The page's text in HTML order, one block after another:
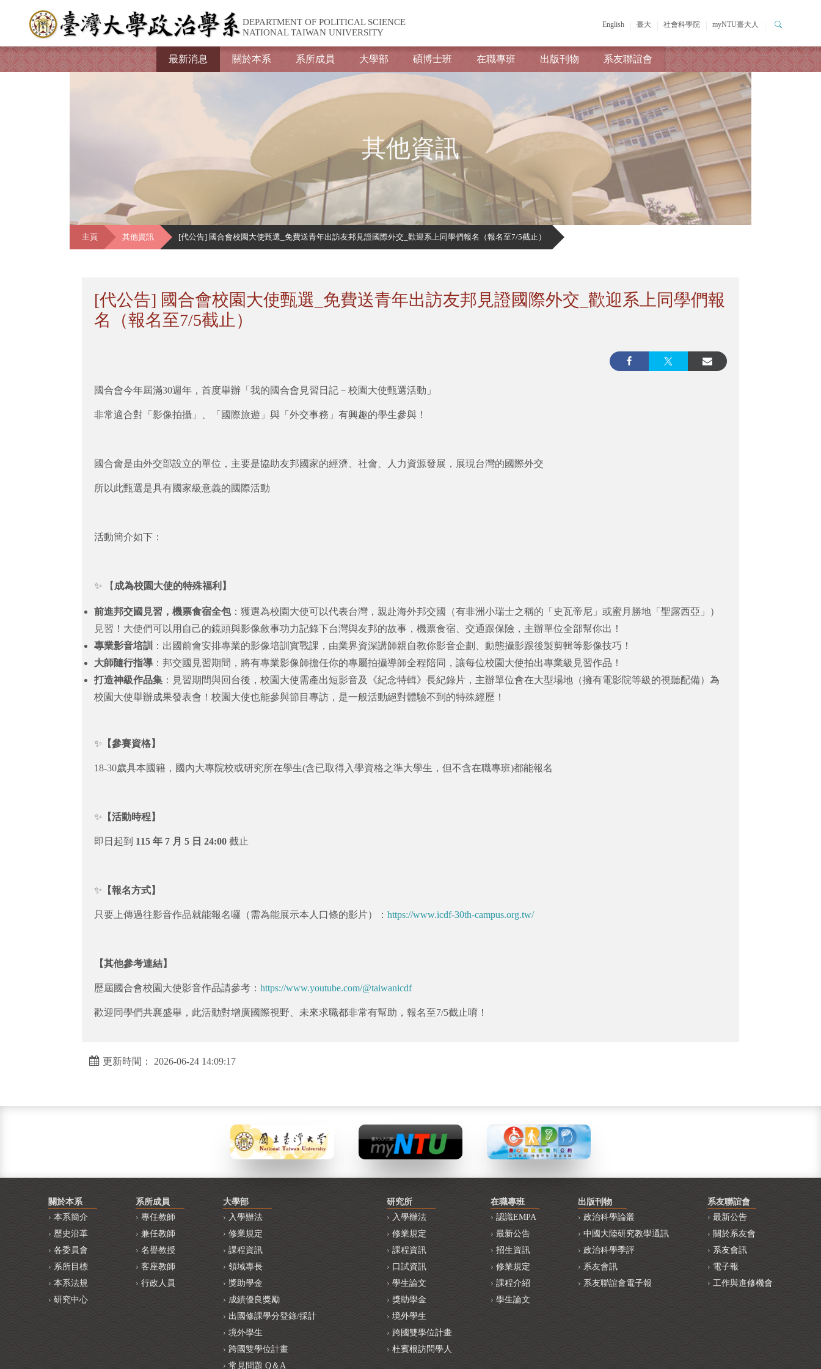
DEPARTMENT OF POLITICAL SCIENCE
NATIONAL TAIWAN UNIVERSITY
English 臺大 社會科學院 myNTU臺大人
最新消息 關於本系 系所成員 大學部 碩博士班 在職專班 出版刊物 系友聯誼會
其他資訊
主頁 其他資訊 [代公告] 國合會校園大使甄選_免費送青年出訪友邦見證國際外交_歡迎系上同學們報名（報名至7/5截止）
[代公告] 國合會校園大使甄選_免費送青年出訪友邦見證國際外交_歡迎系上同學們報
名（報名至7/5截止）
國合會今年屆滿30週年，首度舉辦「我的國合會見習日記－校園大使甄選活動」
非常適合對「影像拍攝」、「國際旅遊」與「外交事務」有興趣的學生參與！
國合會是由外交部設立的單位，主要是協助友邦國家的經濟、社會、人力資源發展，展現台灣的國際外交
所以此甄選是具有國家級意義的國際活動
活動簡介如下：
✨ 【 成為校園大使的特殊福利】
前進邦交國見習，機票食宿全包：獲選為校園大使可以代表台灣，親赴海外邦交國（有非洲小瑞士之稱的「史瓦帝尼」或蜜月勝地「聖露西亞」）
見習！大使們可以用自己的鏡頭與影像敘事功力記錄下台灣與友邦的故事，機票食宿、交通跟保險，主辦單位全部幫你出！
專業影音培訓
：出國前會安排專業的影像培訓實戰課，由業界資深講師親自教你影音企劃、動態攝影跟後製剪輯等影像技巧！
大師隨行指導 ：邦交國見習期間，將有專業影像師擔任你的專屬拍攝導師全程陪同，讓每位校園大使拍出專業級見習作品！
打造神級作品集 ：見習期間與回台後，校園大使需產出短影音及《紀念特輯》長紀錄片，主辦單位會在大型場地（擁有電影院等級的視聽配備）為
校園大使舉辦成果發表會！校園大使也能參與節目專訪，是一般活動絕對體驗不到的特殊經歷！
✨ 【參賽資格】
18-30歲具本國籍，國內大專院校或研究所在學生(含已取得入學資格之準大學生，但不含在職專班)都能報名
✨ 【活動時程】
即日起到 115 年 7 月 5 日 24:00 截止
✨ 【報名方式】
只要上傳過往影音作品就能報名囉（需為能展示本人口條的影片）： https://www.icdf-30th-campus.org.tw/
【其他參考連結】
歷屆國合會校園大使影音作品請參考： https://www.youtube.com/@taiwanicdf
歡迎同學們共襄盛舉，此活動對增廣國際視野、未來求職都非常有幫助，報名至7/5截止唷！
更新時間： 2026-06-24 14:09:17
關於本系
本系簡介
歷史沿革
各委員會
系所目標
本系法規
研究中心
系所成員
專任教師
兼任教師
名譽教授
客座教師
行政人員
大學部
入學辦法
修業規定
課程資訊
領域專長
獎助學金
成績優良獎勵
出國修課學分登錄/採計
境外學生
跨國雙學位計畫
常見問題 Q＆A
研究所
入學辦法
修業規定
課程資訊
口試資訊
學生論文
獎助學金
境外學生
跨國雙學位計畫
杜賓根訪問學人
在職專班
認識EMPA
最新公告
招生資訊
修業規定
課程介紹
學生論文
出版刊物
政治科學論叢
中國大陸研究教學通訊
政治科學季評
系友會訊
系友聯誼會電子報
系友聯誼會
最新公告
關於系友會
系友會訊
電子報
工作與進修機會